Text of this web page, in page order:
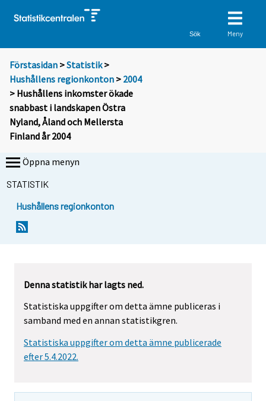
Sök Meny
Förstasidan >Statistik >
Hushållens regionkonton > 2004
> Hushållens inkomster ökade
snabbast i landskapen Östra
Nyland, Åland och Mellersta
Finland år 2004
Öppna menyn
STATISTIK
Hushållens regionkonton
Denna statistik har lagts ned.
Statistiska uppgifter om detta ämne publiceras i
samband med en annan statistikgren.
Statistiska uppgifter om detta ämne publicerade
efter 5.4.2022.